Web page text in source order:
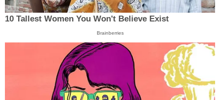
10 Tallest Women You Won't Believe Exist
Brainberries